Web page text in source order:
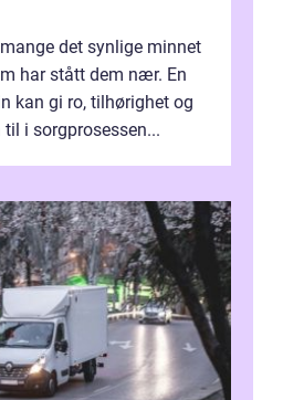
det synlige minnet
har stått dem nær. En
kan gi ro, tilhørighet og
i sorgprosessen...